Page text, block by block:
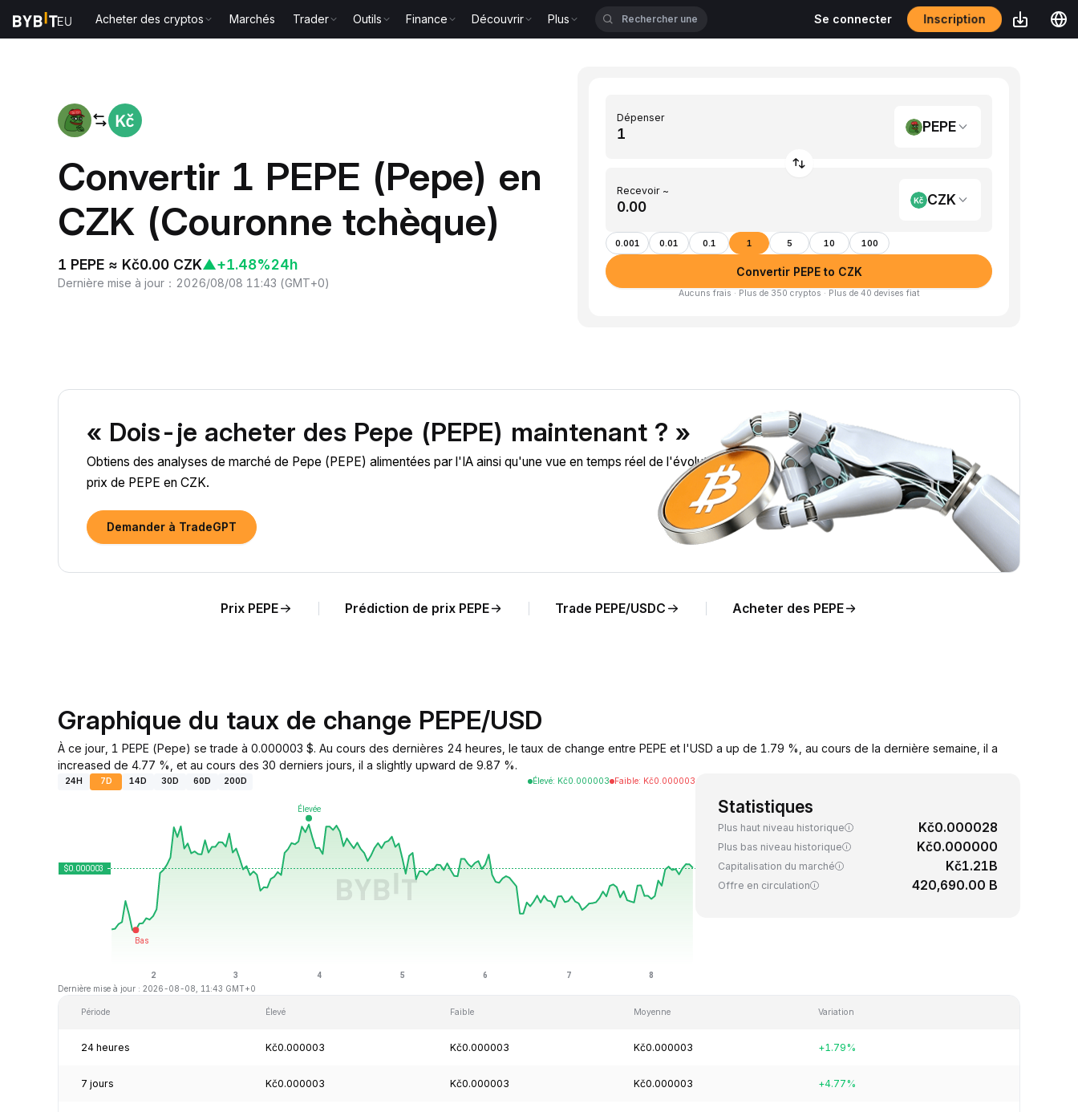
Acheter des cryptos Marchés Trader Outils Finance Découvrir Plus Se connecter Inscription
Convertir 1 PEPE (Pepe) en
CZK (Couronne tchèque)
1 PEPE ≈ Kč0.00 CZK▲+1.48%24h
Dernière mise à jour ： 2026/08/08 11:43 (GMT+0)
Dépenser
PEPE
Recevoir ~
CZK
0.001 0.01 0.1 1 5 10 100
Convertir PEPE to CZK
Aucuns frais · Plus de 350 cryptos · Plus de 40 devises fiat
« Dois-je acheter des Pepe (PEPE) maintenant ? »
Obtiens des analyses de marché de Pepe (PEPE) alimentées par l'IA ainsi qu'une vue en temps réel de l'évolution du
prix de PEPE en CZK.
Demander à TradeGPT
Prix PEPE Prédiction de prix PEPE Trade PEPE/USDC Acheter des PEPE
Graphique du taux de change PEPE/USD
À ce jour, 1 PEPE (Pepe) se trade à 0.000003 $. Au cours des dernières 24 heures, le taux de change entre PEPE et l'USD a up de 1.79 %, au cours de la dernière semaine, il a
increased de 4.77 %, et au cours des 30 derniers jours, il a slightly upward de 9.87 %.
24H 7D 14D 30D 60D 200D Élevé: Kč0.000003 Faible: Kč0.000003
Dernière mise à jour : 2026-08-08, 11:43 GMT+0
Statistiques
Plus haut niveau historique Kč0.000028
Plus bas niveau historique Kč0.000000
Capitalisation du marché Kč1.21B
Offre en circulation 420,690.00 B
Période Élevé Faible Moyenne Variation
24 heures Kč0.000003 Kč0.000003 Kč0.000003 +1.79%
7 jours Kč0.000003 Kč0.000003 Kč0.000003 +4.77%